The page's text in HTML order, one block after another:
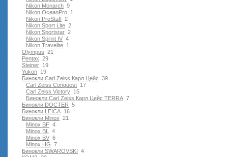
9
Nikon Monarch
1
Nikon OceanPro
2
Nikon ProStaff
2
Nikon Sport Lite
2
Nikon Sportstar
4
Nikon Sprint IV
1
Nikon Travelite
21
Olympus
29
Pentax
19
Steiner
19
Yukon
39
Бинокли Carl Zeiss Карл Цейс
17
Carl Zeiss Conquest
15
Carl Zeiss Victory
7
Бинокли Carl Zeiss Карл Цейс TERRA
5
Бинокли DOCTER
16
Бинокли LEICA
21
Бинокли Minox
4
Minox BF
4
Minox BL
6
Minox BV
7
Minox HG
4
Бинокли SWAROVSKI